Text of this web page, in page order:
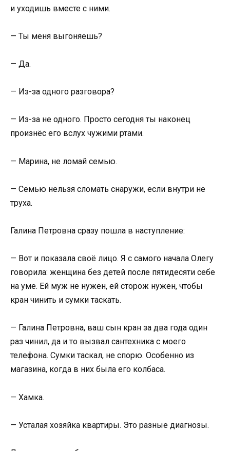
и уходишь вместе с ними.
— Ты меня выгоняешь?
— Да.
— Из-за одного разговора?
— Из-за не одного. Просто сегодня ты наконец
произнёс его вслух чужими ртами.
— Марина, не ломай семью.
— Семью нельзя сломать снаружи, если внутри не
труха.
Галина Петровна сразу пошла в наступление:
— Вот и показала своё лицо. Я с самого начала Олегу
говорила: женщина без детей после пятидесяти себе
на уме. Ей муж не нужен, ей сторож нужен, чтобы
кран чинить и сумки таскать.
— Галина Петровна, ваш сын кран за два года один
раз чинил, да и то вызвал сантехника с моего
телефона. Сумки таскал, не спорю. Особенно из
магазина, когда в них была его колбаса.
— Хамка.
— Усталая хозяйка квартиры. Это разные диагнозы.